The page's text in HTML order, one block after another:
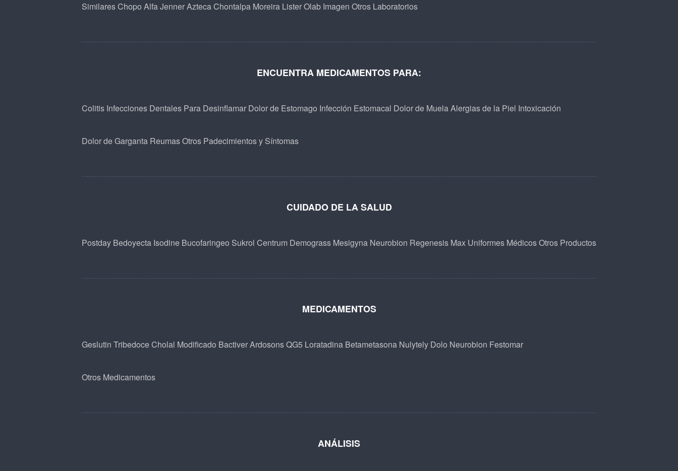
SimilaresChopo AlfaJennerAztecaChontalpa Moreira ListerOlab Imagen Otros Laboratorios
ENCUENTRA MEDICAMENTOS PARA:
Colitis Infecciones Dentales Para Desinflamar Dolor de Estomago Infección Estomacal Dolor de MuelaAlergias de la Piel Intoxicación
Dolor de Garganta ReumasOtros Padecimientos y Síntomas
CUIDADO DE LA SALUD
Postday Bedoyecta Isodine Bucofaringeo Sukrol Centrum Demograss Mesigyna Neurobion Regenesis Max Uniformes MédicosOtros Productos
MEDICAMENTOS
Geslutin TribedoceCholal Modificado BactiverArdosonsQG5 Loratadina Betametasona Nulytely Dolo Neurobion Festomar
Otros Medicamentos
ANÁLISIS